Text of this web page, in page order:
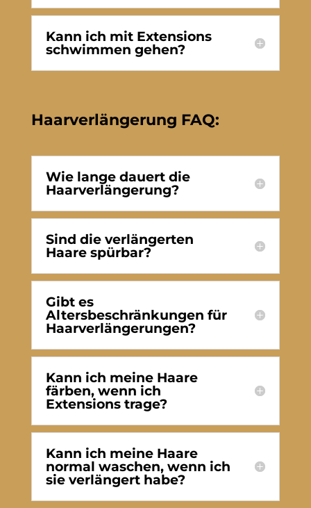
Kann ich mit Extensions
schwimmen gehen?
Haarverlängerung FAQ:
Wie lange dauert die
Haarverlängerung?
Sind die verlängerten
Haare spürbar?
Gibt es
Altersbeschränkungen für
Haarverlängerungen?
Kann ich meine Haare
färben, wenn ich
Extensions trage?
Kann ich meine Haare
normal waschen, wenn ich
sie verlängert habe?